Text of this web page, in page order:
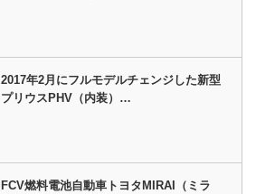
2017年2月にフルモデルチェンジした新型
プリウスPHV（内装）…
FCV燃料電池自動車トヨタMIRAI（ミラ